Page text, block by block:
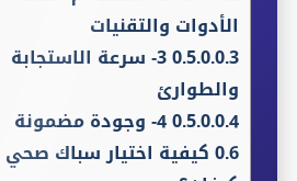
الأدوات والتقنيات
0.5.0.0.3 3- سرعة الاستجابة
والطوارئ
0.5.0.0.44- وجودة مضمونة
0.6كيفية اختيار سباك